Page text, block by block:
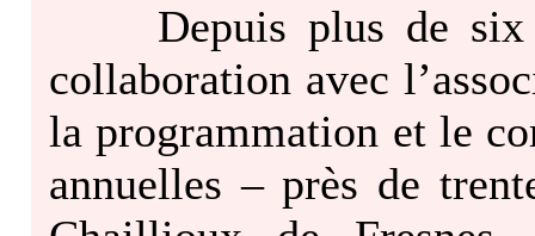
Depuis plus de six
collaboration avec
la programmation et le
annuelles – près de